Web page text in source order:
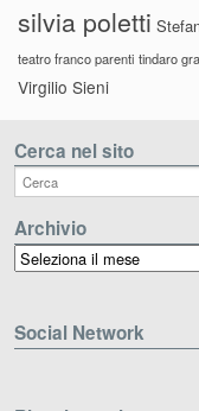
silvia poletti
teatro franco parenti tindaro
Virgilio Sieni
Cerca nel sito
Archivio
Archivio
Social Network